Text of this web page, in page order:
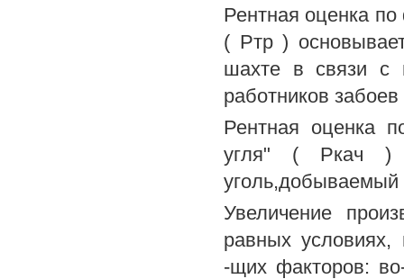
Рентная оценка
( Ртр )
шахте в связи с
работников
Рентная оценка
угля" ( Ркач )
уголь,добываемый
Увеличение
равных
-щих факторов: